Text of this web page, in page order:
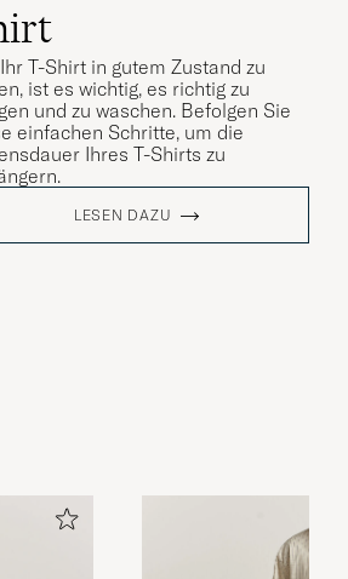
T-Shirt in gutem Zustand zu
ist es wichtig, es richtig zu
und zu waschen. Befolgen Sie
einfachen Schritte, um die
Ihres T-Shirts zu
LESEN DAZU